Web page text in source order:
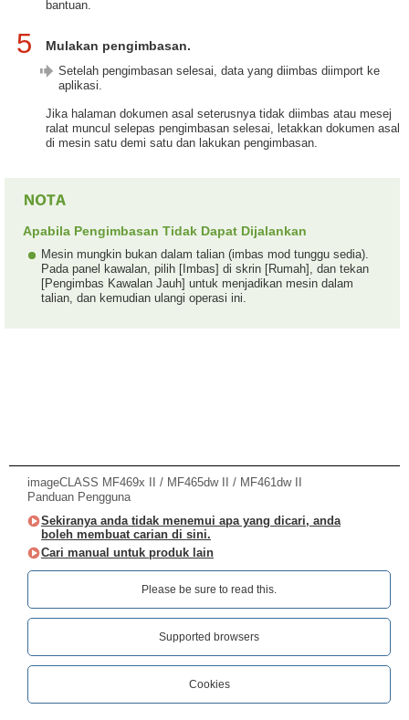
bantuan.
5 Mulakan pengimbasan.
Setelah pengimbasan selesai, data yang diimbas diimport ke
aplikasi.
Jika halaman dokumen asal seterusnya tidak diimbas atau mesej
ralat muncul selepas pengimbasan selesai, letakkan dokumen asal
di mesin satu demi satu dan lakukan pengimbasan.
Apabila Pengimbasan Tidak Dapat Dijalankan
Mesin mungkin bukan dalam talian (imbas mod tunggu sedia).
Pada panel kawalan, pilih [Imbas] di skrin [Rumah], dan tekan
[Pengimbas Kawalan Jauh] untuk menjadikan mesin dalam
talian, dan kemudian ulangi operasi ini.
imageCLASS MF469x II / MF465dw II / MF461dw II
Panduan Pengguna
Sekiranya anda tidak menemui apa yang dicari, anda
boleh membuat carian di sini.
Cari manual untuk produk lain
Please be sure to read this.‎
Supported browsers
Cookies